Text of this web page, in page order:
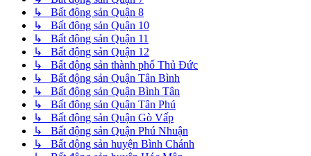
↳ Bất động sản Quận 8
↳ Bất động sản Quận 10
↳ Bất động sản Quận 11
↳ Bất động sản Quận 12
↳ Bất động sản thành phố Thủ Đức
↳ Bất động sản Quận Tân Bình
↳ Bất động sản Quận Bình Tân
↳ Bất động sản Quận Tân Phú
↳ Bất động sản Quận Gò Vấp
↳ Bất động sản Quận Phú Nhuận
↳ Bất động sản huyện Bình Chánh